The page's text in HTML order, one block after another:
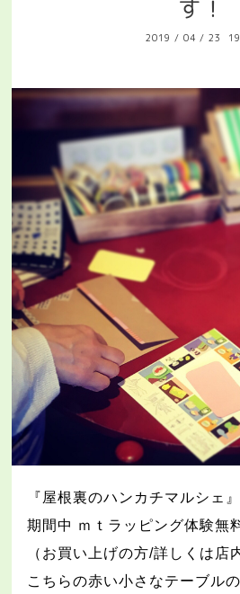
す！
2019 / 04 / 23
『屋根裏のハンカチマルシェ』
期間中 ｍｔラッピング体験無
（お買い上げの方/詳しくは店
こちらの赤い小さなテーブル